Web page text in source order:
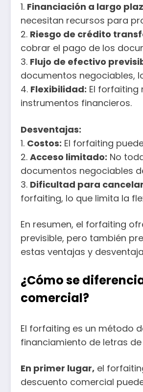
1. Financiación a largo
necesitan recursos para
2. Riesgo de crédito
cobrar el pago de los
3. Flujo de efectivo
documentos negociables,
4. Flexibilidad: El forfaiting
instrumentos financieros.
Desventajas:
1. Costos: El forfaiting
2. Acceso limitado: No
documentos negociables
3. Dificultad para
forfaiting, lo que limita la
En resumen, el forfaiting
previsible, pero también
estas ventajas y
¿Cómo se
comercial?
El forfaiting es un método
financiamiento de letras
En primer lugar, el
descuento comercial